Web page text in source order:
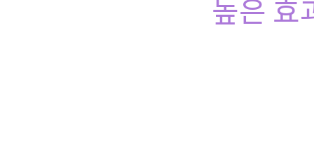
높은 효